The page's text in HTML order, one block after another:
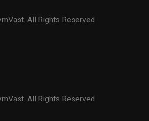
All Rights Reserved
All Rights Reserved